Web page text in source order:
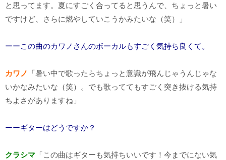
と思ってます。夏にすごく合ってると思うんで、ちょっと暑い
ですけど、さらに燃やしていこうかみたいな（笑）」
ーーこの曲のカワノさんのボーカルもすごく気持ち良くて。
カワノ
「暑い中で歌ったらちょっと意識が飛んじゃうんじゃな
いかなみたいな（笑）。でも歌っててもすごく突き抜ける気持
ちよさがありますね」
ーーギターはどうですか？
クラシマ 「この曲はギターも気持ちいいです！今までにない気